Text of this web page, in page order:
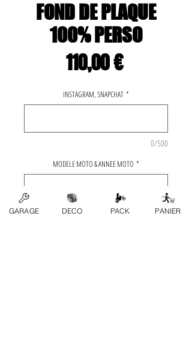
FOND DE PLAQUE
100% PERSO
110,00 €Prix
INSTAGRAM, SNAPCHAT *
0/500
MODELE MOTO & ANNEE MOTO *
0/500
GARAGE DECO PACK PANIER